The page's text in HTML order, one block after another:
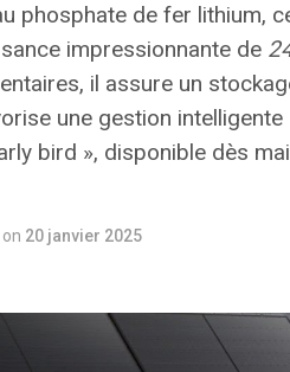
phosphate de fer lithium,
impressionnante de
il assure un
une gestion
bird », disponible dès
on 20 janvier 2025